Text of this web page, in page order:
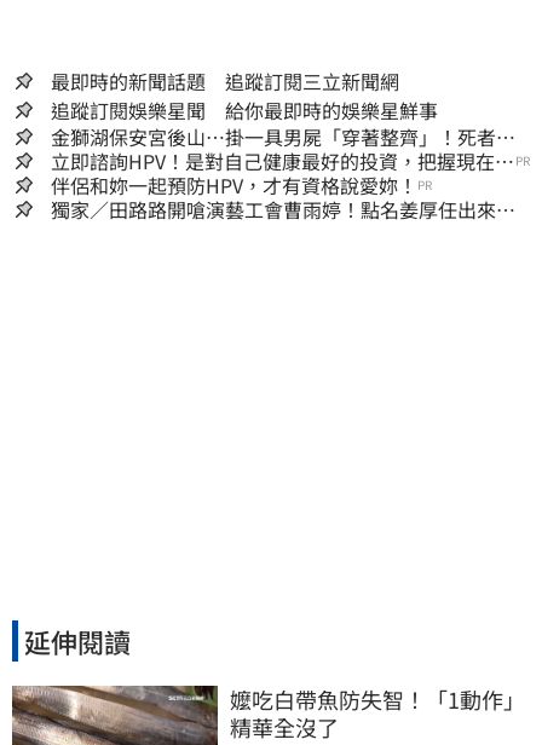
最即時的新聞話題 追蹤訂閱三立新聞網
追蹤訂閱娛樂星聞 給你最即時的娛樂星鮮事
金獅湖保安宮後山…掛一具男屍「穿著整齊」！死者身
份曝
立即諮詢HPV！是對自己健康最好的投資，把握現在不
嫌晚！
PR
伴侶和妳一起預防HPV，才有資格說愛妳！ PR
獨家／田路路開嗆演藝工會曹雨婷！點名姜厚任出來
延伸閱讀
嬤吃白帶魚防失智！「1動作」
精華全沒了